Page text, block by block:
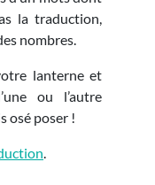
la traduction,
nombres.
lanterne et
ou l’autre
osé poser !
.